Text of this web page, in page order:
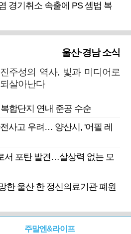
경기취소 속출에 PS 셈법 복
울산·경남 소식
진주성의 역사, 빛과 미디어로
되살아난다
합단지 연내 준공 수순
사고 우려… 양산시, '어필 레
서 포탄 발견…살상력 없는 모
한 울산 한 정신의료기관 폐원
주말엔&라이프